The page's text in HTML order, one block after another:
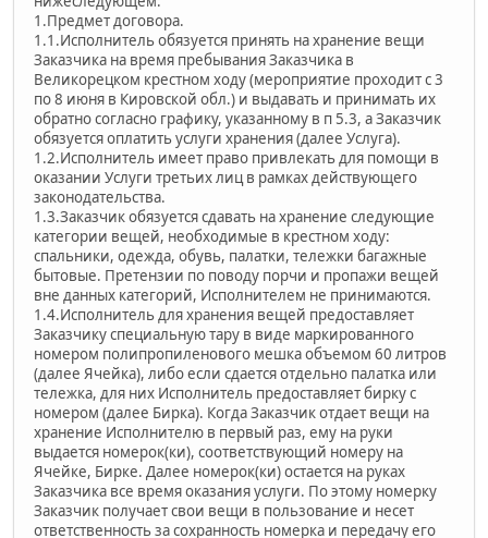
1.Предмет договора.
1.1.Исполнитель обязуется принять на хранение вещи
Заказчика на время пребывания Заказчика в
Великорецком крестном ходу (мероприятие проходит с 3
по 8 июня в Кировской обл.) и выдавать и принимать их
обратно согласно графику, указанному в п 5.3, а Заказчик
обязуется оплатить услуги хранения (далее Услуга).
1.2.Исполнитель имеет право привлекать для помощи в
оказании Услуги третьих лиц в рамках действующего
законодательства.
1.3.Заказчик обязуется сдавать на хранение следующие
категории вещей, необходимые в крестном ходу:
спальники, одежда, обувь, палатки, тележки багажные
бытовые. Претензии по поводу порчи и пропажи вещей
вне данных категорий, Исполнителем не принимаются.
1.4.Исполнитель для хранения вещей предоставляет
Заказчику специальную тару в виде маркированного
номером полипропиленового мешка объемом 60 литров
(далее Ячейка), либо если сдается отдельно палатка или
тележка, для них Исполнитель предоставляет бирку с
номером (далее Бирка). Когда Заказчик отдает вещи на
хранение Исполнителю в первый раз, ему на руки
выдается номерок(ки), соответствующий номеру на
Ячейке, Бирке. Далее номерок(ки) остается на руках
Заказчика все время оказания услуги. По этому номерку
Заказчик получает свои вещи в пользование и несет
ответственность за сохранность номерка и передачу его